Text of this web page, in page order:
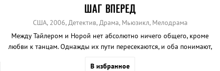
ШАГ ВПЕРЕД
США, 2006, Детектив, Драма, Мьюзикл, Мелодрама
Между Тайлером и Норой нет абсолютно ничего общего, кроме
любви к танцам. Однажды их пути пересекаются, и оба понимают,
В избранное